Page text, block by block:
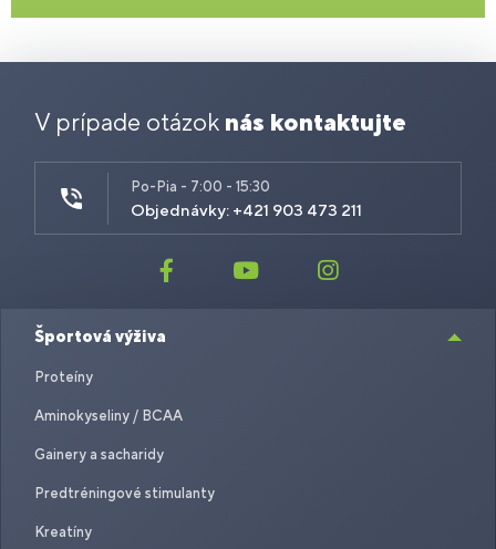
V prípade otázok nás kontaktujte
Po-Pia - 7:00 - 15:30
Objednávky: +421 903 473 211
Športová výživa
Proteíny
Aminokyseliny / BCAA
Gainery a sacharidy
Predtréningové stimulanty
Kreatíny